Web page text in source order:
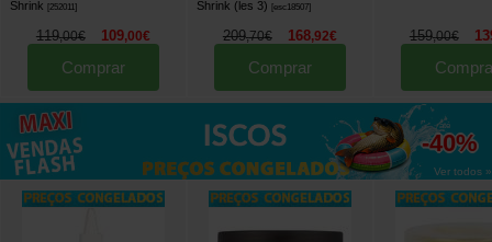
Shrink
252011]
119,00€ 109,00€
Comprar
Shrink (les 3)
[esc18507]
209,70€ 168,92€
Comprar
159,00€
até
-40%
Ver todos »